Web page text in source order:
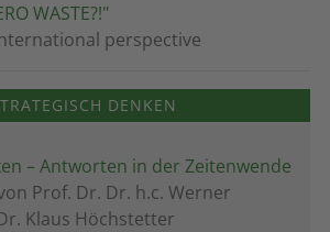
WASTE?!"
perspective
DENKEN
– Antworten in der Zeitenwende
Prof. Dr. Dr. h.c. Werner
Klaus Höchstetter